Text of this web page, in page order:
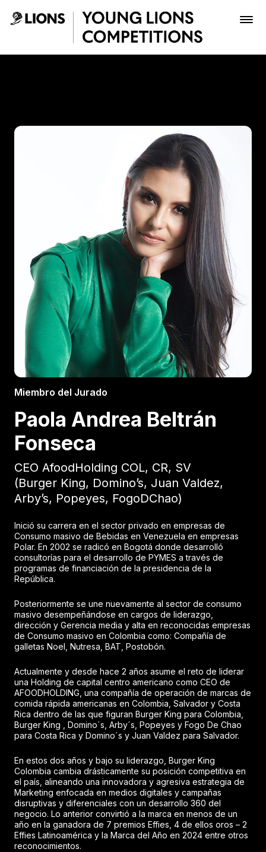
Saltar al contenido principal
Inscribir
Boletería
Miembro del Jurado
Paola Andrea Beltrán
Fonseca
CEO AfoodHolding COL, CR, SV
(Burger King, Domino’s, Juan Valdez,
Arby’s, Popeyes, FogoDChao)
Inició su carrera en el sector privado en empresas de
Consumo masivo de Bebidas en Venezuela en empresas
Polar. En 2002 se radicó en Bogotá donde desarrolló
consultorías para el desarrollo de PYMES a través de
programas de financiación de la presidencia de la
República.
Posteriormente se une nuevamente al sector de consumo
masivo desempeñándose en cargos de liderazgo,
dirección y Gerencia media y alta en reconocidas empresas
de Consumo masivo en Colombia como: Compañía de
galletas Noel, Nutresa, BAT, Postobón.
Actualmente y desde hace 2 años asume el reto de liderar
una Holding de capital centro americano como CEO de
AFOODHOLDING, una compañía de operación de marcas de
comida rápida americanas en Colombia, Salvador y Costa
Rica dentro de las que figuran Burger King para Colombia,
Burger King , Domino´s, Arby´s, Popeyes y Fogo De Chao
para Costa Rica y Domino´s y Juan Valdez para Salvador.
En estos dos años y bajo su liderazgo, Burger King
Colombia cambia drásticamente su posición competitiva en
el país, alineando una innovadora y agresiva estrategia de
Marketing enfocada en medios digitales y campañas
disruptivas y diferenciales con un desarrollo 360 del
negocio. Lo anterior convirtió a la marca en menos de un
año en la ganadora de 7 premios Effies, 4 de ellos oros – 2
Effies Latinoamérica y la Marca del Año en 2024 entre otros
reconocimientos.